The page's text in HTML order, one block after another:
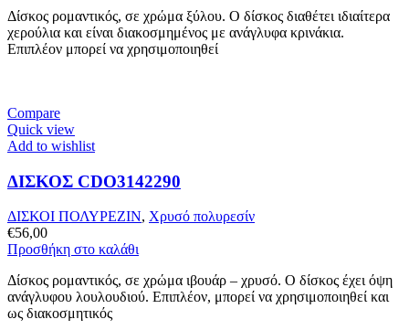
Δίσκος ρομαντικός, σε χρώμα ξύλου. Ο δίσκος διαθέτει ιδιαίτερα
χερούλια και είναι διακοσμημένος με ανάγλυφα κρινάκια.
Επιπλέον μπορεί να χρησιμοποιηθεί
Compare
Quick view
Add to wishlist
ΔΙΣΚΟΣ CDO3142290
ΔΙΣΚΟΙ ΠΟΛΥΡΕΖΙΝ, Χρυσό πολυρεσίν
€56,00
Προσθήκη στο καλάθι
Δίσκος ρομαντικός, σε χρώμα ιβουάρ – χρυσό. Ο δίσκος έχει όψη
ανάγλυφου λουλουδιού. Επιπλέον, μπορεί να χρησιμοποιηθεί και
ως διακοσμητικός